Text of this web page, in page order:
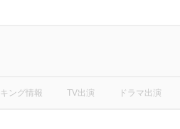
ング情報 TV出演 ドラマ出演